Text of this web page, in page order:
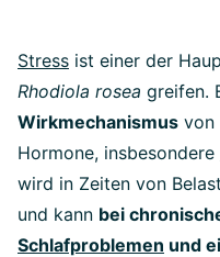
Stress ist einer der
Rhodiola rosea greifen.
Wirkmechanismus von
Hormone, insbesondere
wird in Zeiten von
und kann bei
Schlafproblemen und